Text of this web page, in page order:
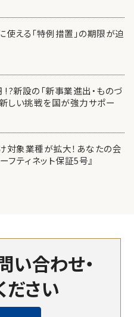
使える「特例措置」の期限が迫
新設の「新事業進出・ものづ
しい挑戦を国が強力サポー
対象業種が拡大！あなたの会
フティネット保証5号』
い合わせ・
ださい